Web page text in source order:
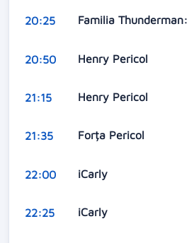
20:25 Familia
20:50 Henry Pericol
21:15 Henry Pericol
21:35 Forța Pericol
22:00 iCarly
22:25 iCarly